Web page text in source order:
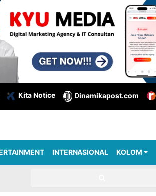
Kita Notice Dinamikapost.com
INTERNASIONAL KOLOM